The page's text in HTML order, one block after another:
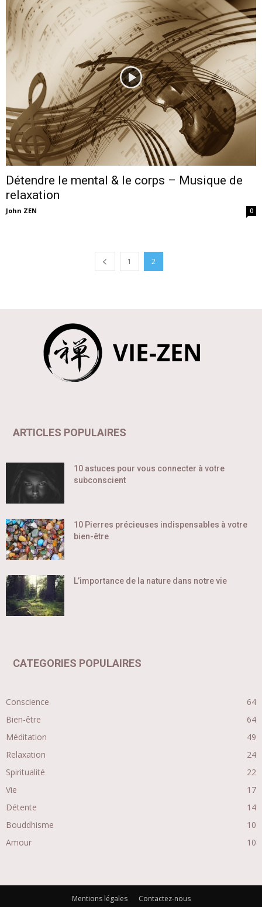
Détendre le mental & le corps – Musique de
relaxation
John ZEN 0
1 2
ARTICLES POPULAIRES
10 astuces pour vous connecter à votre
subconscient
10 Pierres précieuses indispensables à votre
bien-être
L’importance de la nature dans notre vie
CATEGORIES POPULAIRES
Conscience
64
Bien-être
64
Méditation
49
Relaxation
24
Spiritualité
22
Vie
17
Détente
14
Bouddhisme
10
Amour
10
Mentions légales Contactez-nous